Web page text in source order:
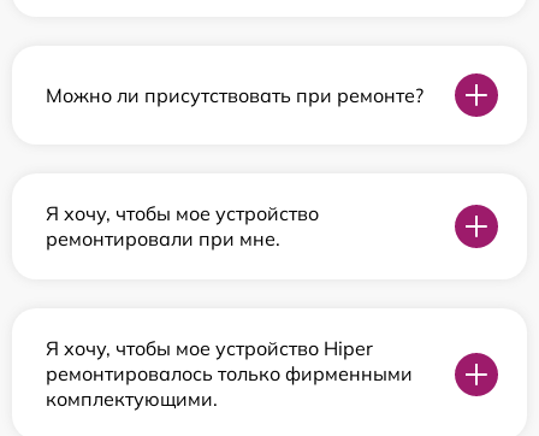
Можно ли присутствовать при ремонте?
Я хочу, чтобы мое устройство
ремонтировали при мне.
Я хочу, чтобы мое устройство Hiper
ремонтировалось только фирменными
комплектующими.